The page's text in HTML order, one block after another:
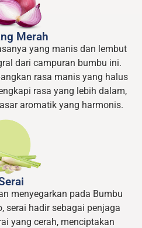
Merah
yang manis dan lembut
dari campuran bumbu ini.
rasa manis yang halus
rasa yang lebih dalam,
aromatik yang harmonis.
menyegarkan pada Bumbu
serai hadir sebagai penjaga
yang cerah, menciptakan